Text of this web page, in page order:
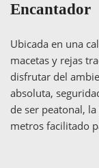
Encantador
Ubicada en una
macetas y rejas
disfrutar del
absoluta,
de ser peatonal,
metros facilitado